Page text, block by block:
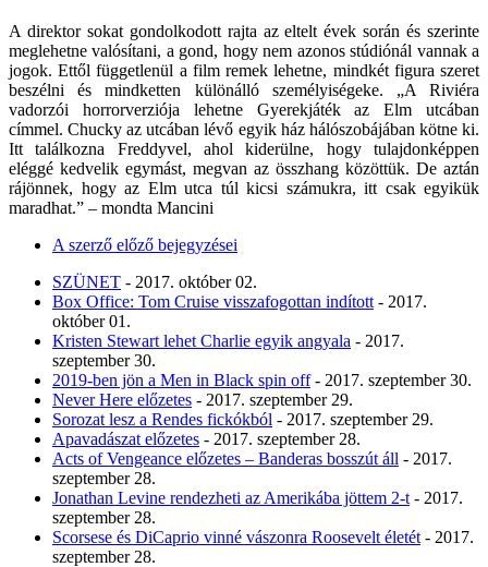
A direktor sokat gondolkodott rajta az eltelt évek során és szerinte
meglehetne valósítani, a gond, hogy nem azonos stúdiónál vannak a
jogok. Ettől függetlenül a film remek lehetne, mindkét figura szeret
beszélni és mindketten különálló személyiségeke. „A Riviéra
vadorzói horrorverziója lehetne Gyerekjáték az Elm utcában
címmel. Chucky az utcában lévő egyik ház hálószobájában kötne ki.
Itt találkozna Freddyvel, ahol kiderülne, hogy tulajdonképpen
eléggé kedvelik egymást, megvan az összhang közöttük. De aztán
rájönnek, hogy az Elm utca túl kicsi számukra, itt csak egyikük
maradhat.” – mondta Mancini
A szerző előző bejegyzései
SZÜNET - 2017. október 02.
Box Office: Tom Cruise visszafogottan indított - 2017.
október 01.
Kristen Stewart lehet Charlie egyik angyala - 2017.
szeptember 30.
2019-ben jön a Men in Black spin off - 2017. szeptember 30.
Never Here előzetes - 2017. szeptember 29.
Sorozat lesz a Rendes fickókból - 2017. szeptember 29.
Apavadászat előzetes - 2017. szeptember 28.
Acts of Vengeance előzetes – Banderas bosszút áll - 2017.
szeptember 28.
Jonathan Levine rendezheti az Amerikába jöttem 2-t - 2017.
szeptember 28.
Scorsese és DiCaprio vinné vászonra Roosevelt életét - 2017.
szeptember 28.